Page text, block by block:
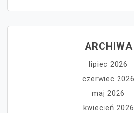
ARCHIWA
lipiec 2026
czerwiec 2026
maj 2026
kwiecień 2026